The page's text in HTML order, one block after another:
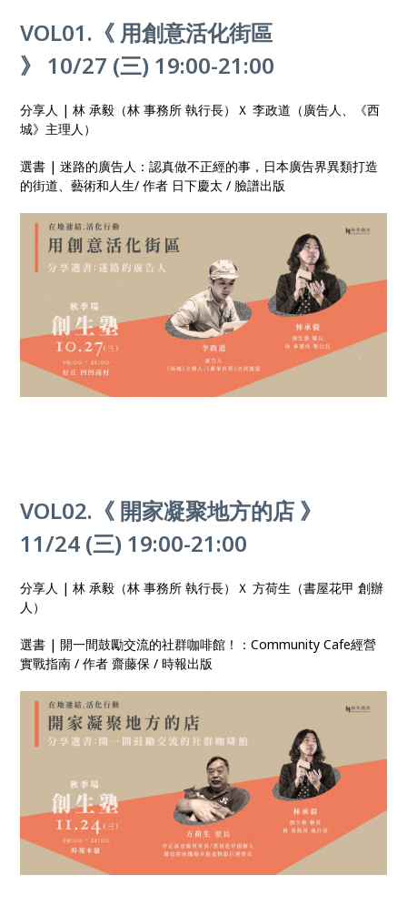
VOL01.《 用創意活化街區
》 10/27 (三) 19:00-21:00
分享人 | 林 承毅（林 事務所 執行長）Ｘ 李政道（廣告人、《西
城》主理人）
選書 | 迷路的廣告人：認真做不正經的事，日本廣告界異類打造
的街道、藝術和人生/ 作者 日下慶太 / 臉譜出版
VOL02.《 開家凝聚地方的店 》
11/24 (三) 19:00-21:00
分享人 | 林 承毅（林 事務所 執行長）Ｘ 方荷生（書屋花甲 創辦
人）
選書 | 開一間鼓勵交流的社群咖啡館！：Community Cafe經營
實戰指南 / 作者 齋藤保 / 時報出版